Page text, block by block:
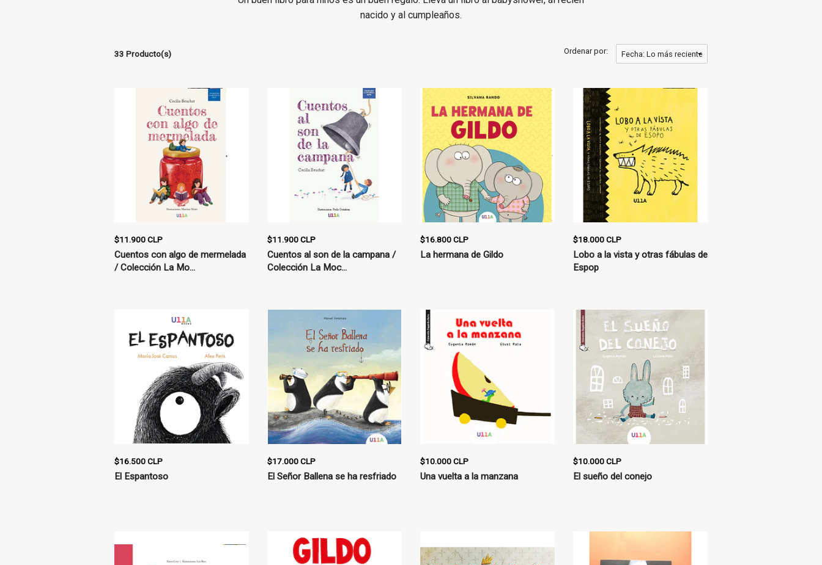
de amor y amistad
de animales
nacido y al cumpleaños.
33 Producto(s) Ordenar por:
$11.900 CLP
Cuentos con algo de mermelada
/ Colección La Mo...
$11.900 CLP
Cuentos al son de la campana /
Colección La Moc...
$16.800 CLP
La hermana de Gildo
$18.000 CLP
Lobo a la vista y otras fábulas de
Espop
$16.500 CLP
El Espantoso
$17.000 CLP
El Señor Ballena se ha resfriado
$10.000 CLP
Una vuelta a la manzana
$10.000 CLP
El sueño del conejo